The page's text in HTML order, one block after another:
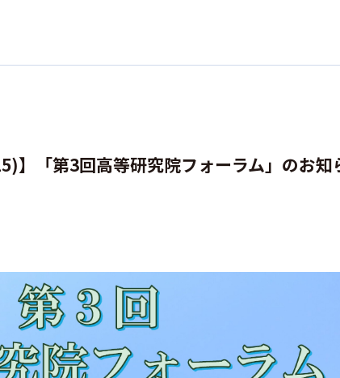
】「第3回高等研究院フォーラム」のお知